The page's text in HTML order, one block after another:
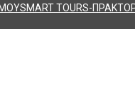
SMART TOURS-